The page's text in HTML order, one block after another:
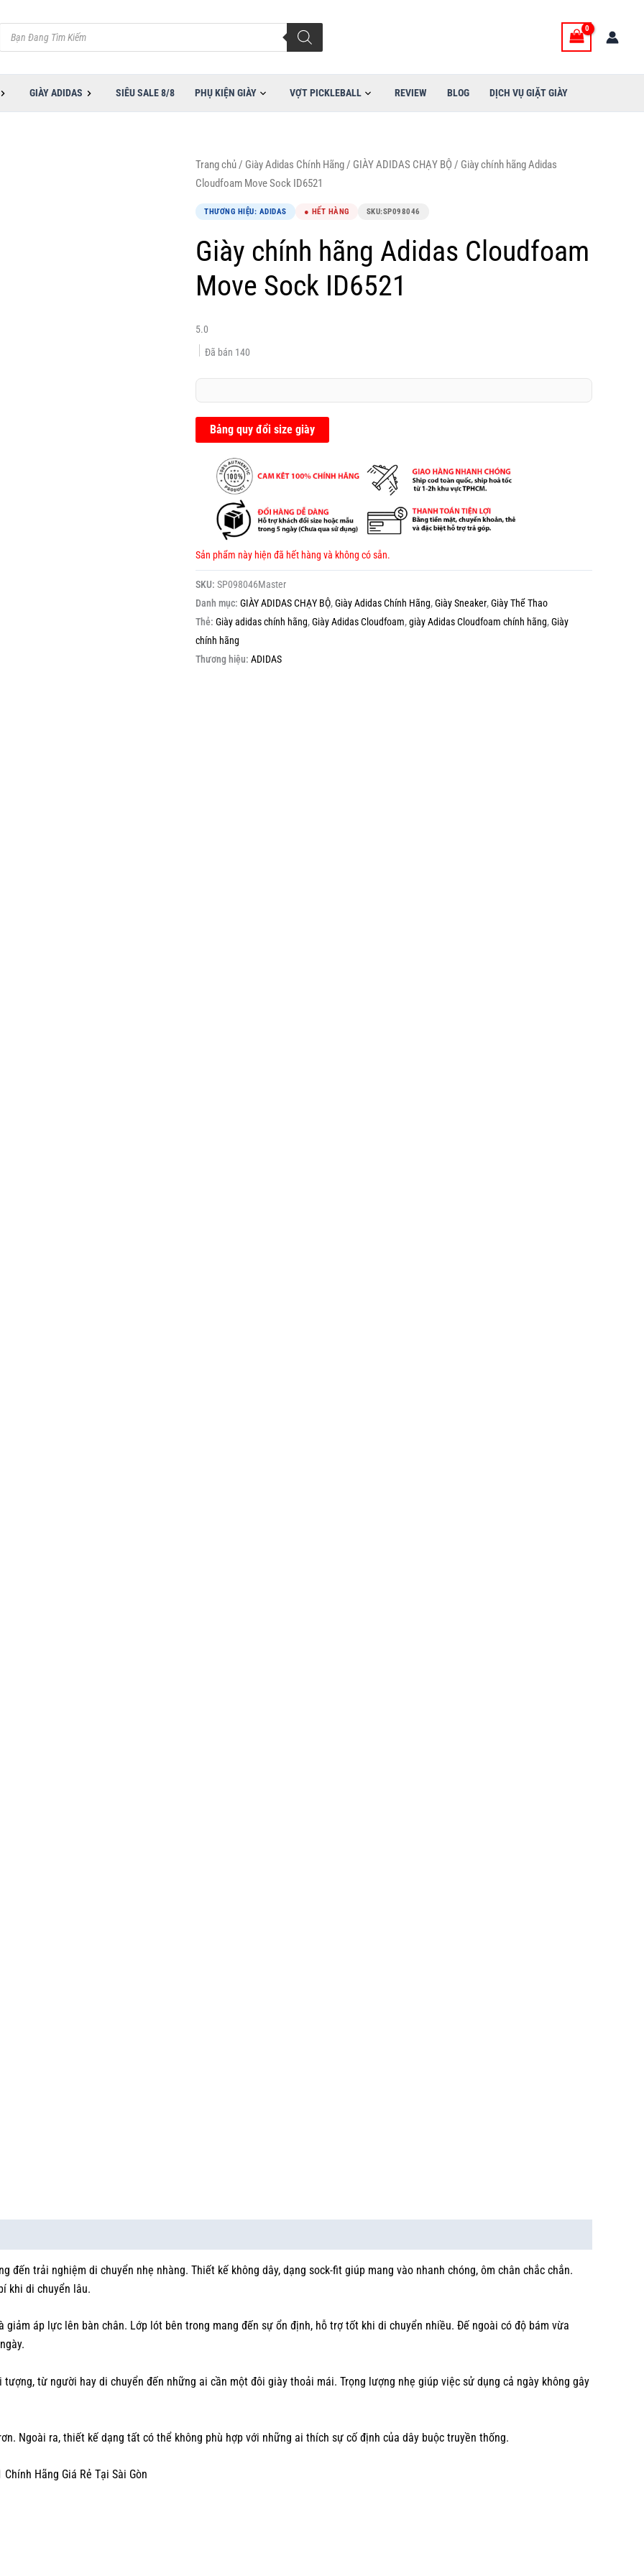
Tìm
kiếm
sản
GIÀY ADIDAS SIÊU SALE 8/8 PHỤ KIỆN GIÀY VỢT PICKLEBALL REVIEW BLOG DỊCH VỤ GIẶT GIÀY
Trang chủ/ Giày Adidas Chính Hãng/ GIÀY ADIDAS CHẠY BỘ / Giày chính hãng Adidas
Cloudfoam Move Sock ID6521
THƯƠNG HIỆU: ADIDAS ● HẾT HÀNG SKU:SP098046
Giày chính hãng Adidas Cloudfoam
Move Sock ID6521
5.0
Đã bán 140
Bảng quy đổi size giày
Sản phẩm này hiện đã hết hàng và không có sẵn.
SKU: SP098046Master
Danh mục: GIÀY ADIDAS CHẠY BỘ,Giày Adidas Chính Hãng,Giày Sneaker,Giày Thể Thao
Thẻ: Giày adidas chính hãng,Giày Adidas Cloudfoam,giày Adidas Cloudfoam chính hãng,Giày
chính hãng
Thương hiệu: ADIDAS
đến trải nghiệm di chuyển nhẹ nhàng. Thiết kế không dây, dạng sock-fit giúp mang vào nhanh chóng, ôm chân chắc chắn.
khi di chuyển lâu.
áp lực lên bàn chân. Lớp lót bên trong mang đến sự ổn định, hỗ trợ tốt khi di chuyển nhiều. Đế ngoài có độ bám vừa
từ người hay di chuyển đến những ai cần một đôi giày thoải mái. Trọng lượng nhẹ giúp việc sử dụng cả ngày không gây
Ngoài ra, thiết kế dạng tất có thể không phù hợp với những ai thích sự cố định của dây buộc truyền thống.
Hãng Giá Rẻ Tại Sài Gòn